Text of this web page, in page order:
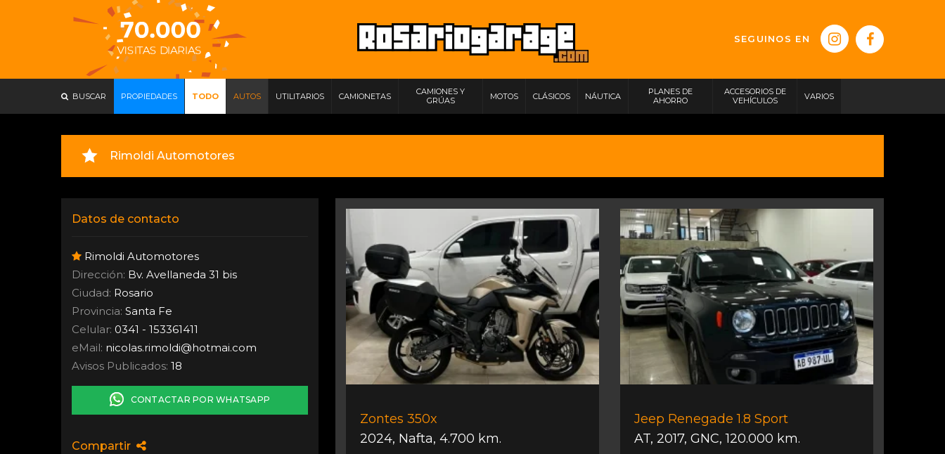
SEGUINOS EN
BUSCAR PROPIEDADES TODO AUTOS UTILITARIOS CAMIONETAS
CAMIONES Y
GRÚAS
MOTOS CLÁSICOS NÁUTICA
PLANES DE
AHORRO
ACCESORIOS DE
VEHÍCULOS
VARIOS
Rimoldi Automotores
Datos de contacto
Rimoldi Automotores
Dirección: Bv. Avellaneda 31 bis
Ciudad: Rosario
Provincia: Santa Fe
Celular: 0341 - 153361411
eMail: nicolas.rimoldi@hotmai.com
Avisos Publicados: 18
CONTACTAR POR WHATSAPP
Compartir
Zontes 350x
2024, Nafta, 4.700 km.
Jeep Renegade 1.8 Sport
AT, 2017, GNC,120.000 km.